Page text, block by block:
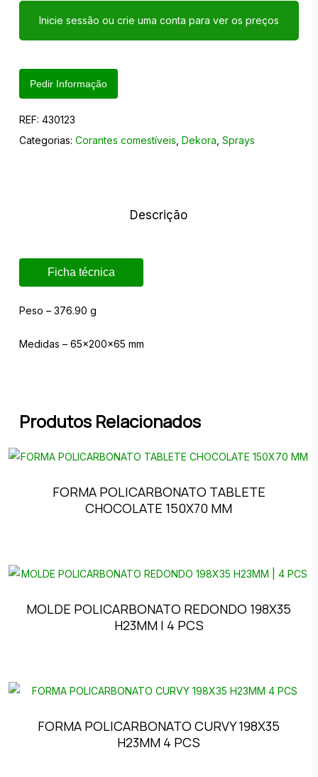
Inicie sessão ou crie uma conta para ver os preços
Pedir Informação
REF: 430123
Categorias: Corantes comestíveis Dekora Sprays
Descrição
Ficha técnica
Peso – 376.90 g
Medidas – 65x200x65 mm
Produtos Relacionados
FORMA POLICARBONATO TABLETE
CHOCOLATE 150X70 MM
MOLDE POLICARBONATO REDONDO 198X35
H23MM | 4 PCS
FORMA POLICARBONATO CURVY 198X35
H23MM 4 PCS